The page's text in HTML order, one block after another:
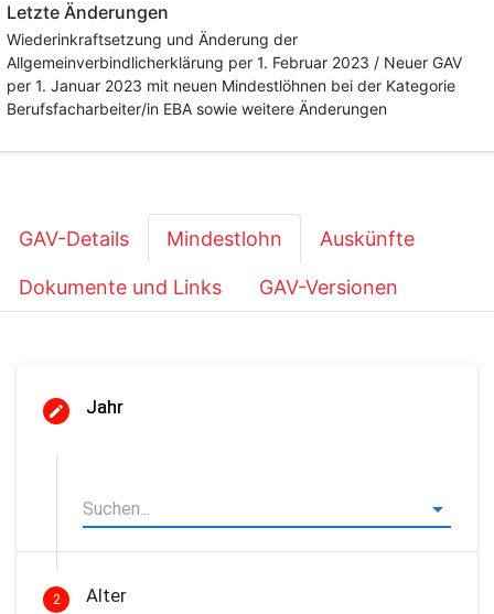
Letzte Änderungen
Wiederinkraftsetzung und Änderung der
Allgemeinverbindlicherklärung per 1. Februar 2023 / Neuer GAV
per 1. Januar 2023 mit neuen Mindestlöhnen bei der Kategorie
Berufsfacharbeiter/in EBA sowie weitere Änderungen
GAV-Details Mindestlohn Auskünfte
Dokumente und Links GAV-Versionen
Jahr
2 Alter